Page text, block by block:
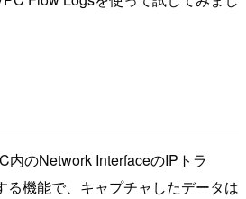
のNetwork InterfaceのIPトラ
る機能で、キャプチャしたデータは